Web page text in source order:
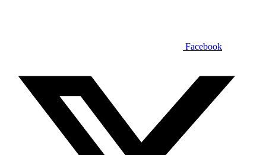
Facebook